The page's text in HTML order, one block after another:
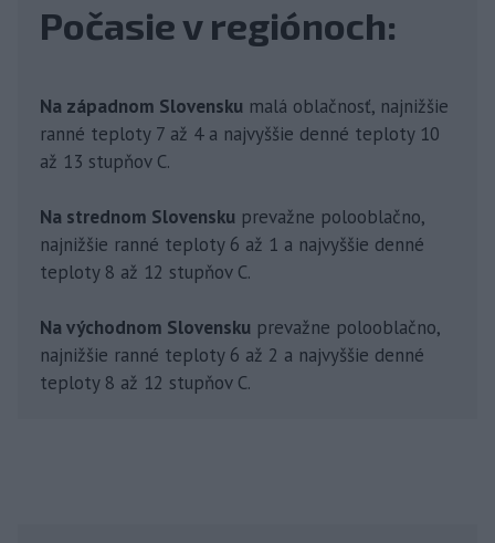
Počasie v regiónoch:
Na západnom Slovensku malá oblačnosť, najnižšie
ranné teploty 7 až 4 a najvyššie denné teploty 10
až 13 stupňov C.
Na strednom Slovensku prevažne polooblačno,
najnižšie ranné teploty 6 až 1 a najvyššie denné
teploty 8 až 12 stupňov C.
Na východnom Slovensku prevažne polooblačno,
najnižšie ranné teploty 6 až 2 a najvyššie denné
teploty 8 až 12 stupňov C.